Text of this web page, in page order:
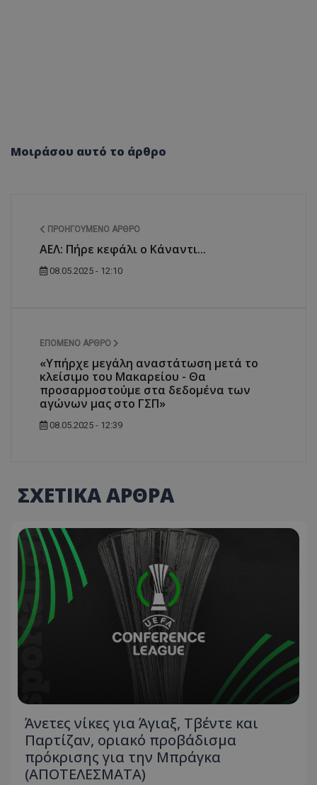
Μοιράσου αυτό το άρθρο
ΠΡΟΗΓΟΎΜΕΝΟ ΆΡΘΡΟ
ΑΕΛ: Πήρε κεφάλι ο Κάναντι...
08.05.2025 - 12:10
ΕΠΌΜΕΝΟ ΆΡΘΡΟ
«Υπήρχε μεγάλη αναστάτωση μετά το
κλείσιμο του Μακαρείου - Θα
προσαρμοστούμε στα δεδομένα των
αγώνων μας στο ΓΣΠ»
08.05.2025 - 12:39
ΣΧΕΤΙΚΑ ΑΡΘΡΑ
Άνετες νίκες για Άγιαξ, Τβέντε και
Παρτίζαν, οριακό προβάδισμα
πρόκρισης για την Μπράγκα
(ΑΠΟΤΕΛΕΣΜΑΤΑ)